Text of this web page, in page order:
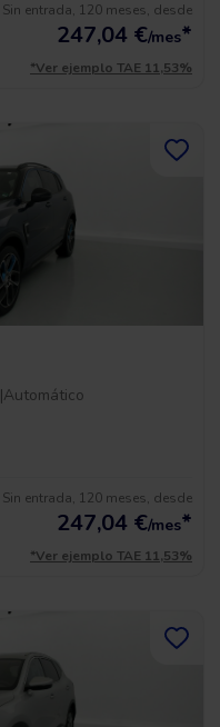
Sin entrada, 120 meses, desde
247,04 €/mes*
*Ver ejemplo TAE 11,53%
|Automático
Sin entrada, 120 meses, desde
247,04 €/mes*
*Ver ejemplo TAE 11,53%